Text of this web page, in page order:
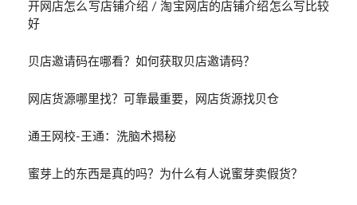
开网店怎么写店铺介绍 / 淘宝网店的店铺介绍怎么写比较
好
贝店邀请码在哪看？如何获取贝店邀请码？
网店货源哪里找？可靠最重要，网店货源找贝仓
通王网校-王通：洗脑术揭秘
蜜芽上的东西是真的吗？为什么有人说蜜芽卖假货？